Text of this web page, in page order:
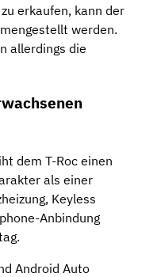
erkaufen, kann der
werden.
allerdings die
dem T-Roc einen
als einer
Keyless
Anbindung
Android Auto